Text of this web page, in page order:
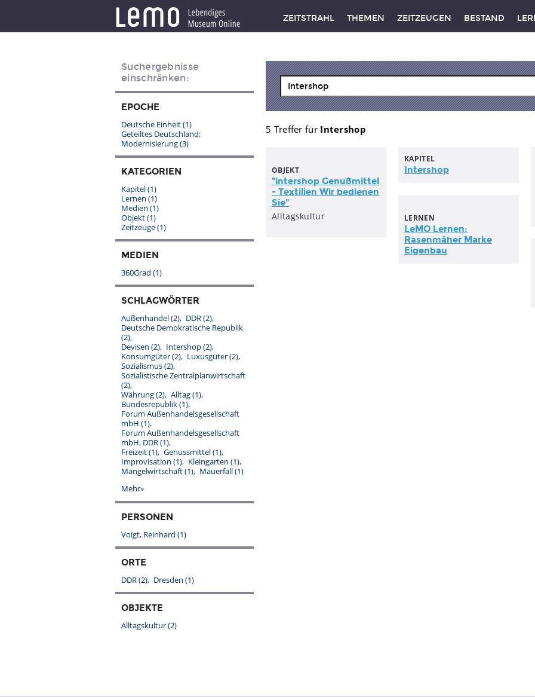
ZEITSTRAHL THEMEN ZEITZEUGEN BESTAND
5 Treffer für Intershop
OBJEKT
"intershop Genußmittel
- Textilien Wir bedienen
Sie"
Alltagskultur
KAPITEL
Intershop
LERNEN
LeMO Lernen:
Rasenmäher Marke
Eigenbau
Suchergebnisse
einschränken:
EPOCHE
Deutsche Einheit(1)
Geteiltes Deutschland:
Modernisierung(3)
KATEGORIEN
Kapitel(1)
Lernen (1)
Medien (1)
Objekt(1)
Zeitzeuge(1)
MEDIEN
360Grad (1)
SCHLAGWÖRTER
Außenhandel(2) DDR(2)
Deutsche Demokratische Republik
(2)
Devisen (2) Intershop(2)
Konsumgüter(2) Luxusgüter(2)
Sozialismus(2)
Sozialistische Zentralplanwirtschaft
(2)
Währung(2) Alltag(1)
Bundesrepublik(1)
Forum Außenhandelsgesellschaft
mbH (1)
Forum Außenhandelsgesellschaft
mbH, DDR(1)
Freizeit(1) Genussmittel(1)
Improvisation (1) Kleingarten (1)
Mangelwirtschaft(1) Mauerfall(1)
Mehr»
PERSONEN
Voigt, Reinhard (1)
ORTE
DDR(2) Dresden (1)
OBJEKTE
Alltagskultur(2)